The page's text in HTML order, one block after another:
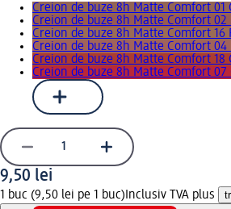
Creion de buze 8h Matte Comfort 01
Creion de buze 8h Matte Comfort 02
Creion de buze 8h Matte Comfort 16
Creion de buze 8h Matte Comfort 04
Creion de buze 8h Matte Comfort 18
Creion de buze 8h Matte Comfort 07
9,50 lei
1 buc (9,50 lei pe 1 buc) Inclusiv TVA plus